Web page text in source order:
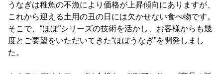
うなぎは稚魚の不漁により価格が上昇傾向にありますが、
これから迎える土用の丑の日には欠かせない食べ物です。
そこで、“ほぼ”シリーズの技術を活かし、お客様からも幾
度とご要望をいただいてきた“ほぼうなぎ”を開発しまし
た。